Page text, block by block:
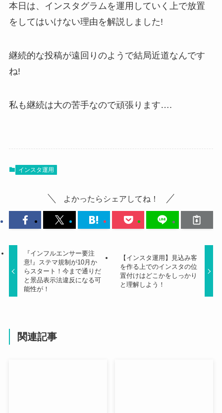
本日は、インスタグラムを運用していく上で放置
をしてはいけない理由を解説しました!
継続的な投稿が遠回りのようで結局近道なんです
ね!
私も継続は大の苦手なので頑張ります….
インスタ運用
よかったらシェアしてね！
『インフルエンサー要注
意!』ステマ規制が10月か
らスタート！今まで通りだ
と景品表示法違反になる可
能性が！
【インスタ運用】見込み客
を作る上でのインスタの位
置付けはどこかをしっかり
と理解しよう！
関連記事